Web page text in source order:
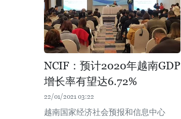
NCIF：预计2020年越南GDP
增长率有望达6.72%
22/01/2021 03:22
越南国家经济社会预报和信息中心